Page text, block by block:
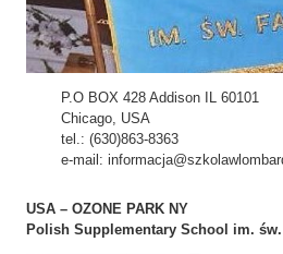
P.O BOX 428 Addison IL 60101
Chicago, USA
tel.: (630)863-8363
e-mail:
USA – OZONE PARK NY
Polish Supplementary School im.